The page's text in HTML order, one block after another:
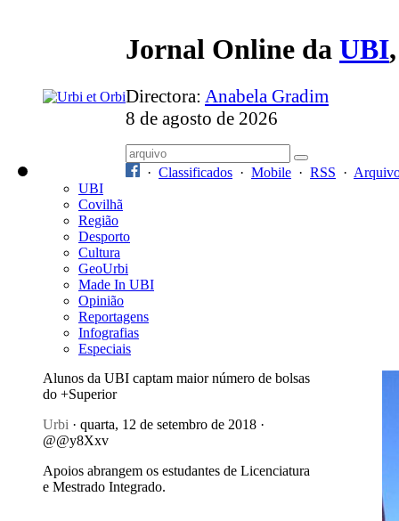
Jornal Online da UBI
Directora: Anabela Gradim
8 de agosto de 2026
· Classificados · Mobile · RSS ·
UBI
Covilhã
Região
Desporto
Cultura
GeoUrbi
Made In UBI
Opinião
Reportagens
Infografias
Especiais
Alunos da UBI captam maior número de bolsas
do +Superior
Urbi · quarta, 12 de setembro de 2018 ·
@@y8Xxv
Apoios abrangem os estudantes de Licenciatura
e Mestrado Integrado.